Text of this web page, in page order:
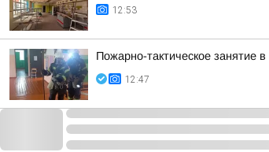
12:53
Пожарно-тактическое занятие
12:47